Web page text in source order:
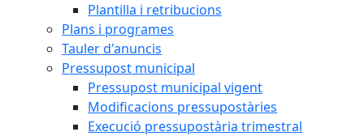
Plantilla i retribucions
Plans i programes
Tauler d'anuncis
Pressupost municipal
Pressupost municipal vigent
Modificacions pressupostàries
Execució pressupostària trimestral